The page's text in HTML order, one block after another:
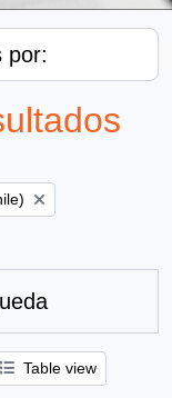
por:
Table view